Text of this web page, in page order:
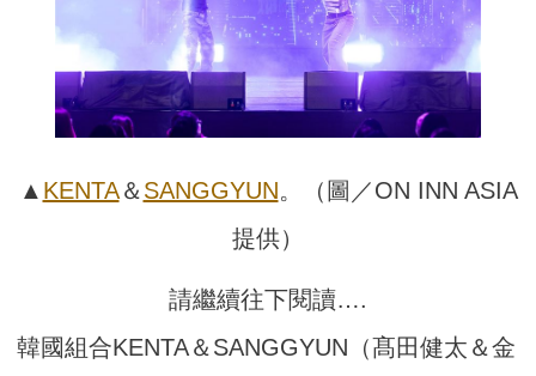
▲ KENTA＆SANGGYUN。（圖／ON INN ASIA
提供）
請繼續往下閱讀….
韓國組合KENTA＆SANGGYUN（髙田健太＆金